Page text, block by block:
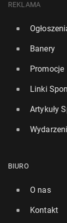
Premier
24 lutego, 15:00
Ukrainę siły
REKLAMA
Banery
Promocje
Linki
Artykuły
BIURO
O nas
Kontakt